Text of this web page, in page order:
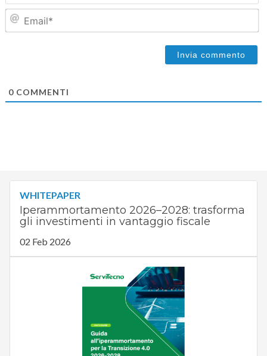
0COMMENTI
WHITEPAPER
Iperammortamento 2026–2028: trasforma
gli investimenti in vantaggio fiscale
02 Feb 2026